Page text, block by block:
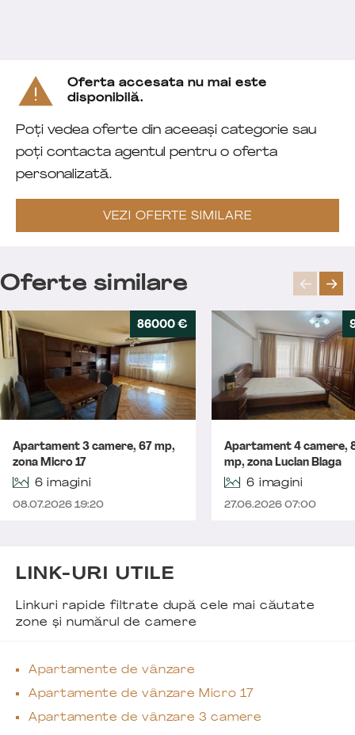
Oferta accesata nu mai este
disponibilă.
Poți vedea oferte din aceeași categorie sau
poți contacta agentul pentru o oferta
personalizată.
VEZI OFERTE SIMILARE
Oferte similare
86000 €
Apartament 3 camere, 67 mp,
zona Micro 17
6 imagini
08.07.2026 19:20
Apartament 4 camere,
mp, zona Lucian Blaga
6 imagini
27.06.2026 07:00
LINK-URI UTILE
Linkuri rapide filtrate după cele mai căutate
zone și numărul de camere
Apartamente de vânzare
Apartamente de vânzare Micro 17
Apartamente de vânzare 3 camere